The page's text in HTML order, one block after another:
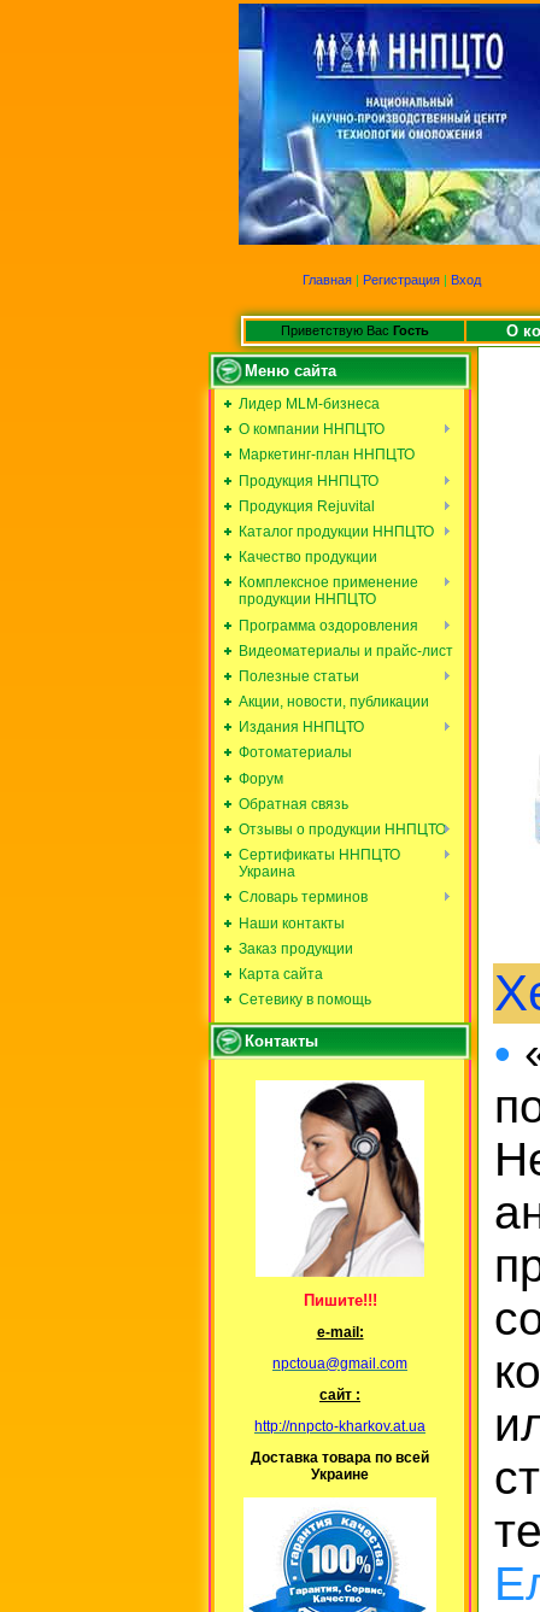
Главная | Регистрация | Вход
Приветствую Вас Гость О
Меню сайта
Лидер MLM-бизнеса
О компании ННПЦТО
Маркетинг-план ННПЦТО
Продукция ННПЦТО
Продукция Rejuvital
Каталог продукции ННПЦТО
Качество продукции
Комплексное применение
продукции ННПЦТО
Программа оздоровления
Видеоматериалы и прайс-лист
Полезные статьи
Акции, новости, публикации
Издания ННПЦТО
Фотоматериалы
Форум
Обратная связь
Отзывы о продукции ННПЦТО
Сертификаты ННПЦТО
Украина
Словарь терминов
Наши контакты
Заказ продукции
Карта сайта
Сетевику в помощь
Контакты
Пишите!!!
е-mail:
npctoua@gmail.com
сайт :
http://nnpcto-kharkov.at.ua
Доставка товара по всей
Украине
•